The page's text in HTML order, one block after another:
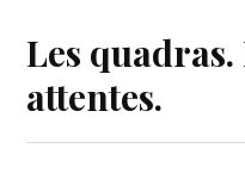
Les
attentes.